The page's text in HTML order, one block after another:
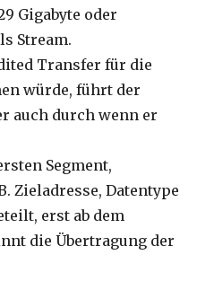
Gigabyte oder
Stream.
Transfer für die
würde, führt der
auch durch wenn er
Segment,
Zieladresse, Datentype
erst ab dem
die Übertragung der